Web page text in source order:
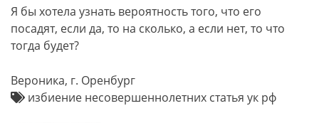
Я бы хотела узнать вероятность того, что его
посадят, если да, то на сколько, а если нет, то что
тогда будет?
Вероника, г. Оренбург
избиение несовершеннолетних статья ук рф